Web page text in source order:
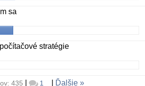
sa
stratégie
435 1 Ďalšie